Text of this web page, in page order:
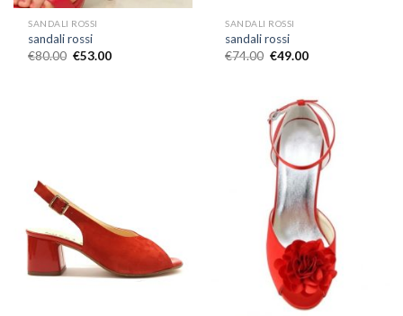
SANDALI ROSSI
sandali rossi
€80.00 €53.00
SANDALI ROSSI
sandali rossi
€74.00 €49.00